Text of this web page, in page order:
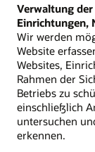
Verwaltung
Einrichtungen,
Wir werden
Website
Websites,
Rahmen der
Betriebs zu
einschließlich
untersuchen
erkennen.